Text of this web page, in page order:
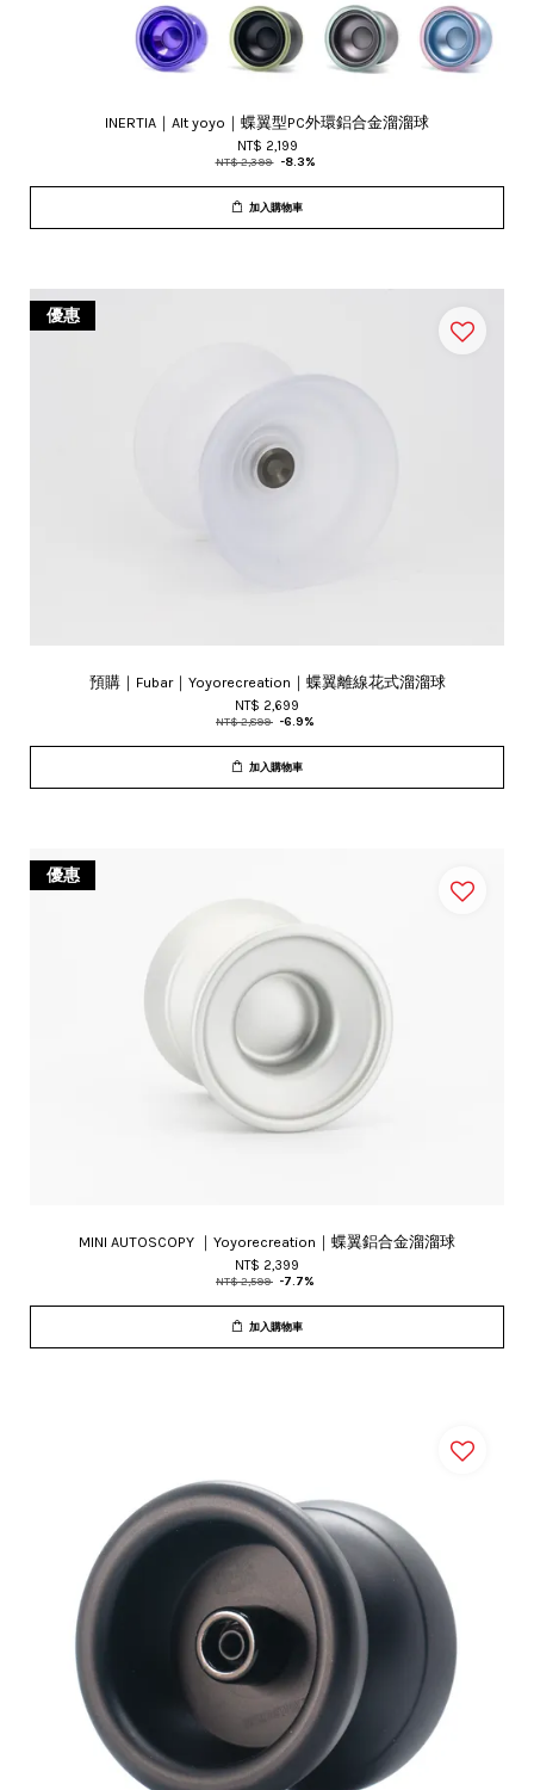
INERTIA｜Alt yoyo｜蝶翼型PC外環鋁合金溜溜球
NT$ 2,199
NT$ 2,399 -8.3%
加入購物車
優惠
預購｜Fubar｜Yoyorecreation｜蝶翼離線花式溜溜球
NT$ 2,699
NT$ 2,899 -6.9%
加入購物車
優惠
MINI AUTOSCOPY ｜Yoyorecreation｜蝶翼鋁合金溜溜球
NT$ 2,399
NT$ 2,599 -7.7%
加入購物車